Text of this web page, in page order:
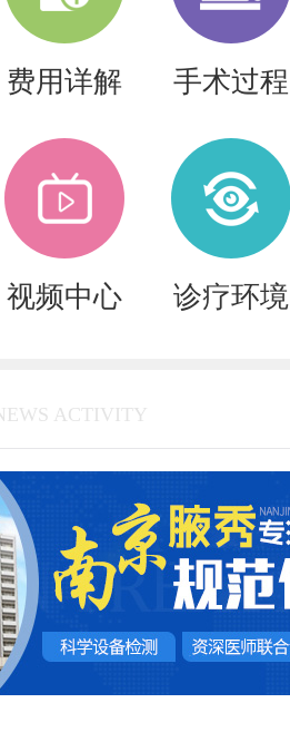
费用详解 手术过程
视频中心 诊疗环境
ACTIVITY